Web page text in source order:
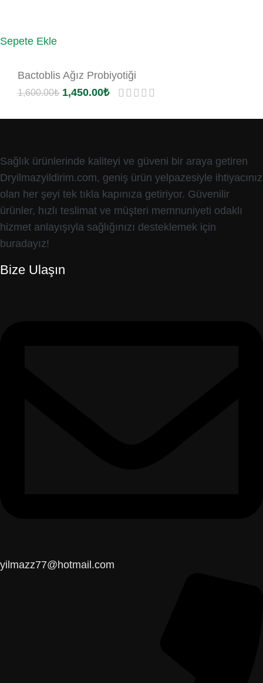
Sepete Ekle
Bactoblis Ağız Probiyotiği
1,600.00₺ 1,450.00₺
Sağlık ürünlerinde kaliteyi ve güveni bir araya getiren
Dryilmazyildirim.com, geniş ürün yelpazesiyle ihtiyacınız
olan her şeyi tek tıkla kapınıza getiriyor. Güvenilir
ürünler, hızlı teslimat ve müşteri memnuniyeti odaklı
hizmet anlayışıyla sağlığınızı desteklemek için
buradayız!
Bize Ulaşın
yilmazz77@hotmail.com